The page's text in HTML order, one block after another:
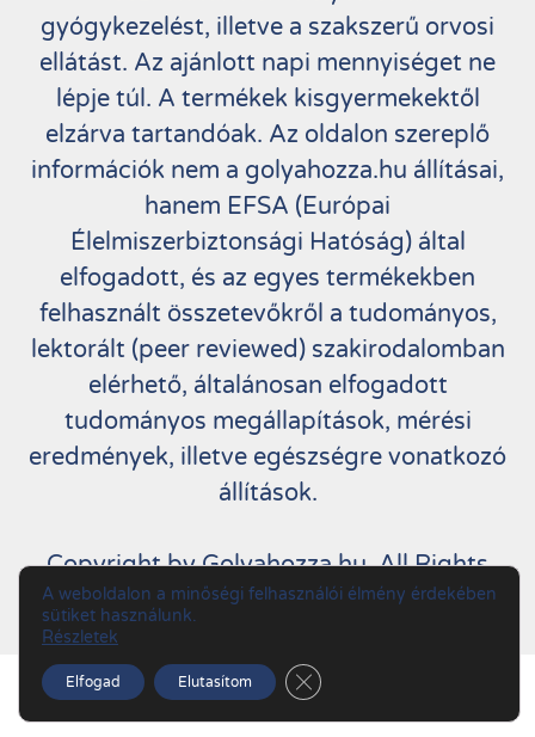
gyógykezelést, illetve a szakszerű orvosi
ellátást. Az ajánlott napi mennyiséget ne
lépje túl. A termékek kisgyermekektől
elzárva tartandóak. Az oldalon szereplő
információk nem a golyahozza.hu állításai,
hanem EFSA (Európai
Élelmiszerbiztonsági Hatóság) által
elfogadott, és az egyes termékekben
felhasznált összetevőkről a tudományos,
lektorált (peer reviewed) szakirodalomban
elérhető, általánosan elfogadott
tudományos megállapítások, mérési
eredmények, illetve egészségre vonatkozó
állítások.
Copyright by Golyahozza.hu. All Rights
Reserved.
A weboldalon a minőségi felhasználói élmény érdekében
sütiket használunk.
Részletek
Elfogad Elutasítom Close GDPR Cookie Banner